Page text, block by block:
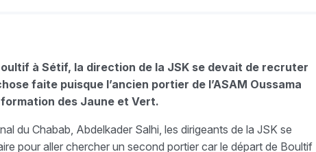
à Sétif, la direction de la JSK se devait de recruter
faite puisque l’ancien portier de l’ASAM Oussama
des Jaune et Vert.
du Chabab, Abdelkader Salhi, les dirigeants de la JSK se
pour aller chercher un second portier car le départ de Boultif